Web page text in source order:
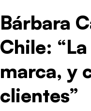
Bárbara
Chile:
marca, y
clientes”